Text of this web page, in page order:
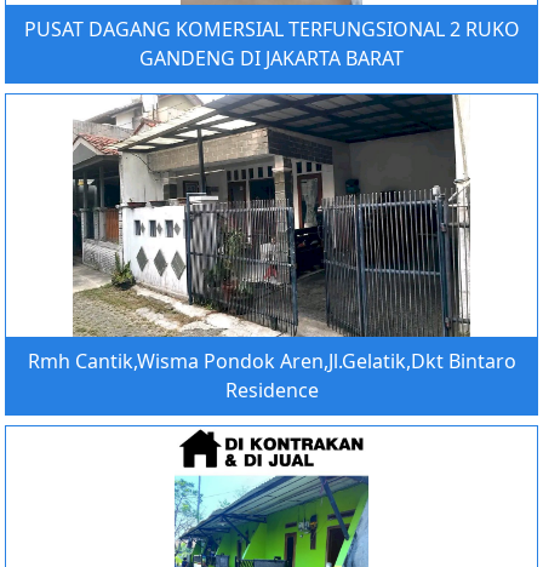
PUSAT DAGANG KOMERSIAL TERFUNGSIONAL 2 RUKO
GANDENG DI JAKARTA BARAT
Rmh Cantik,Wisma Pondok Aren,Jl.Gelatik,Dkt Bintaro
Residence